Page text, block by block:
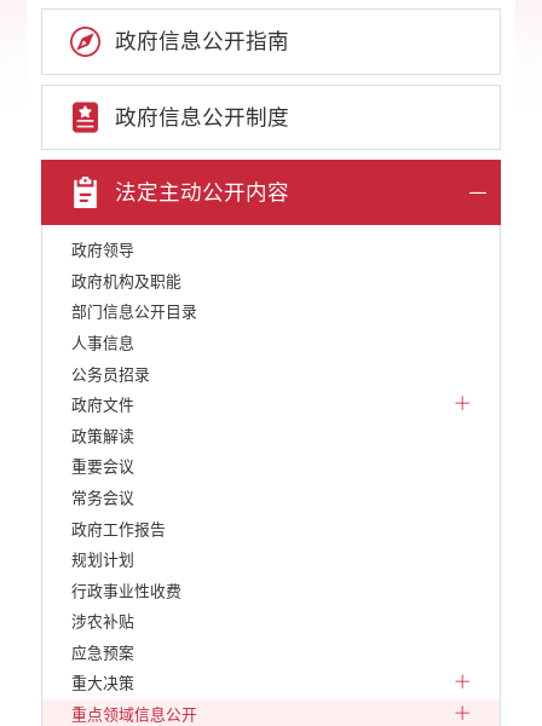
政府信息公开指南
政府信息公开制度
法定主动公开内容
政府领导
政府机构及职能
部门信息公开目录
人事信息
公务员招录
政府文件
政策解读
重要会议
常务会议
政府工作报告
规划计划
行政事业性收费
涉农补贴
应急预案
重大决策
重点领域信息公开